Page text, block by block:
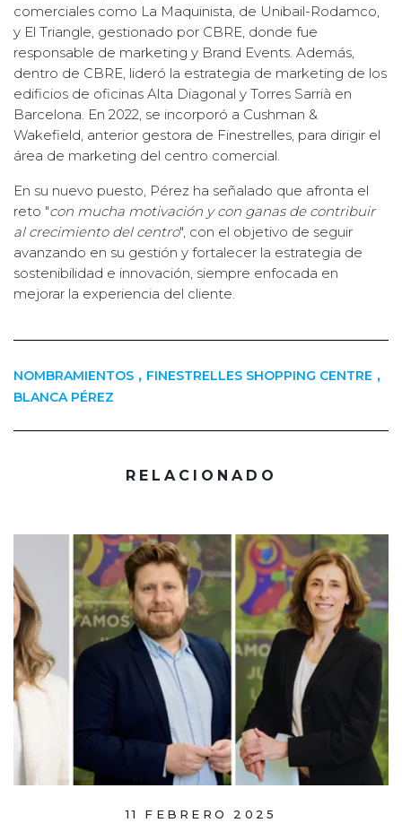
comerciales como La Maquinista, de Unibail-Rodamco,
y El Triangle, gestionado por CBRE, donde fue
responsable de marketing y Brand Events. Además,
dentro de CBRE, lideró la estrategia de marketing de los
edificios de oficinas Alta Diagonal y Torres Sarrià en
Barcelona. En 2022, se incorporó a Cushman &
Wakefield, anterior gestora de Finestrelles, para dirigir el
área de marketing del centro comercial.
En su nuevo puesto, Pérez ha señalado que afronta el
reto "con mucha motivación y con ganas de contribuir
al crecimiento del centro", con el objetivo de seguir
avanzando en su gestión y fortalecer la estrategia de
sostenibilidad e innovación, siempre enfocada en
mejorar la experiencia del cliente.
NOMBRAMIENTOS , FINESTRELLES SHOPPING CENTRE ,
BLANCA PÉREZ
RELACIONADO
11 FEBRERO 2025